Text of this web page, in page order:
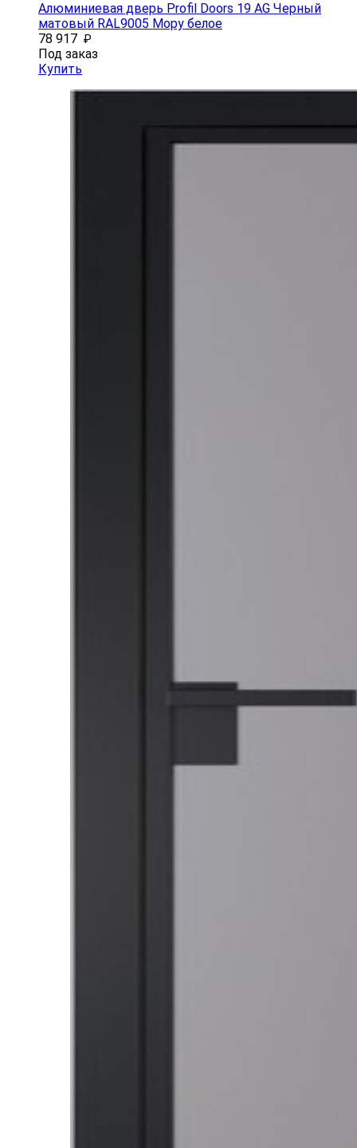
Алюминиевая дверь Profil Doors 19 AG Черный
матовый RAL9005 Мору белое
78 917 ₽
Под заказ
Купить